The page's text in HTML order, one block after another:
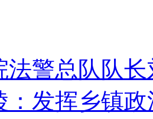
法警总队队
：发挥乡镇